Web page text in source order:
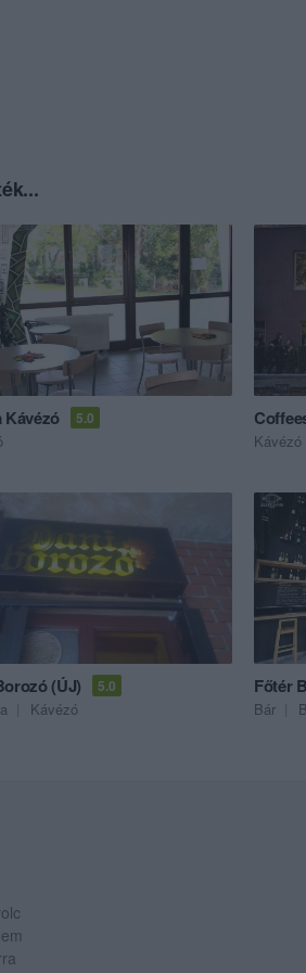
Kávézó 5.0
Kávézó
(ÚJ) 5.0
Kávézó
Főtér
Bár